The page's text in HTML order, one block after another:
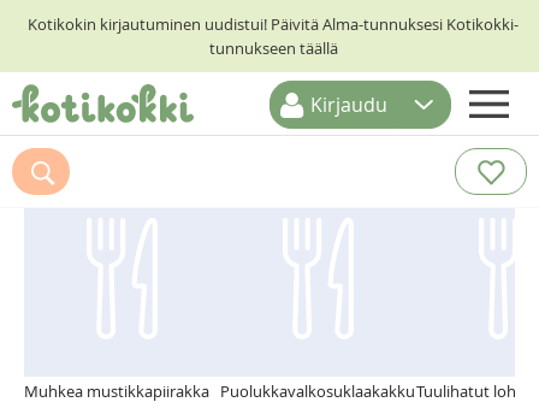
Kotikokin kirjautuminen uudistui! Päivitä Alma-tunnuksesi Kotikokki-
tunnukseen täällä
ETUSIVU
RESEPTIHAKU
Kirjaudu
Suosittelemme myös
Muhkea mustikkapiirakka PuolukkavalkosuklaakakkuTuulihatut